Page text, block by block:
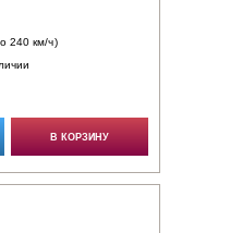
240 км/ч)
В КОРЗИНУ